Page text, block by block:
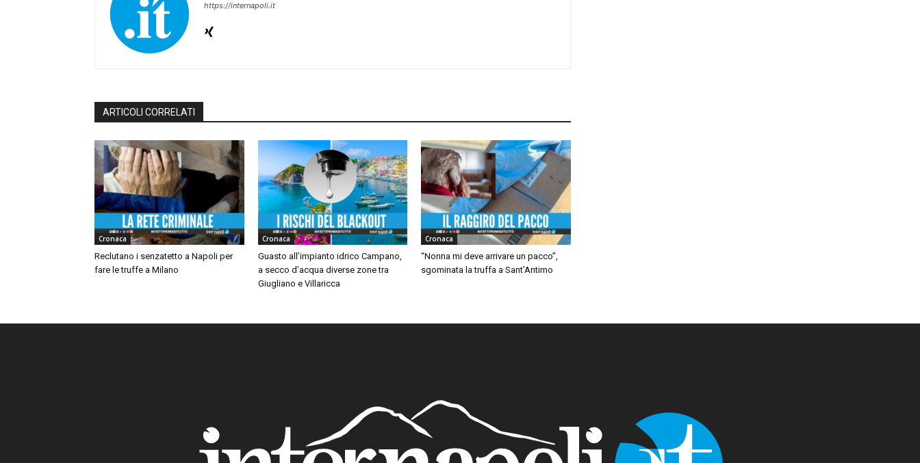
https://internapoli.it
ARTICOLI CORRELATI
Cronaca
Reclutano i senzatetto a Napoli per
fare le truffe a Milano
Cronaca
Guasto all’impianto idrico Campano,
a secco d’acqua diverse zone tra
Giugliano e Villaricca
Cronaca
“Nonna mi deve arrivare un pacco”,
sgominata la truffa a Sant’Antimo